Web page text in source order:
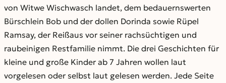
von Witwe Wischwasch landet, dem bedauernswerten
Bürschlein Bob und der dollen Dorinda sowie Rüpel
Ramsay, der Reißaus vor seiner rachsüchtigen und
raubeinigen Restfamilie nimmt. Die drei Geschichten für
kleine und große Kinder ab 7 Jahren wollen laut
vorgelesen oder selbst laut gelesen werden. Jede Seite